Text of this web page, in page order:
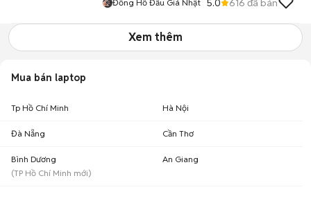
Đồng Hồ Đấu Giá Nhật
Xem thêm
Mua bán laptop
Tp Hồ Chí Minh Hà Nội
Đà Nẵng Cần Thơ
Bình Dương
(TP Hồ Chí Minh mới)
An Giang